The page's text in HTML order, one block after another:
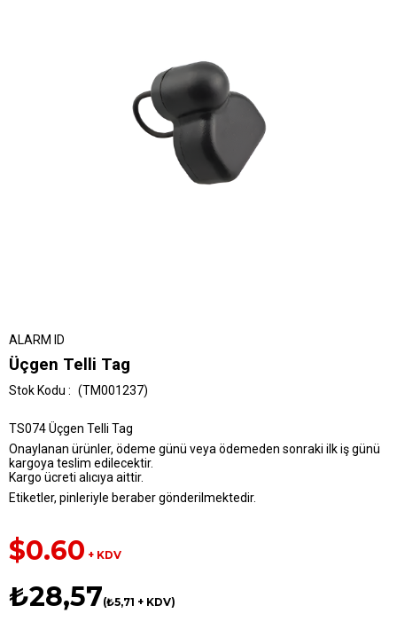
ALARM ID
Üçgen Telli Tag
(TM001237)
TS074 Üçgen Telli Tag
Onaylanan ürünler, ödeme günü veya ödemeden sonraki ilk iş günü
kargoya teslim edilecektir.
Kargo ücreti alıcıya aittir.
Etiketler, pinleriyle beraber gönderilmektedir.
$0.60 + KDV
₺28,57(₺5,71 + KDV)